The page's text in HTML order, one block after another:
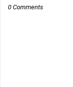
0 Comments